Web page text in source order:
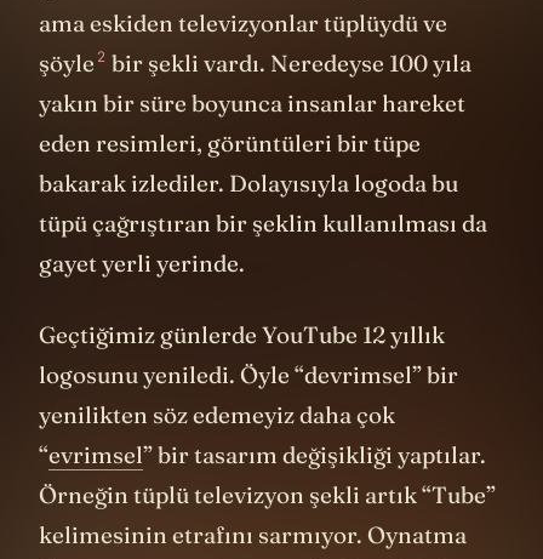
ama eskiden televizyonlar tüplüydü ve
şöyle 2 bir şekli vardı. Neredeyse 100 yıla
yakın bir süre boyunca insanlar hareket
eden resimleri, görüntüleri bir tüpe
bakarak izlediler. Dolayısıyla logoda bu
tüpü çağrıştıran bir şeklin kullanılması da
gayet yerli yerinde.
Geçtiğimiz günlerde YouTube 12 yıllık
logosunu yeniledi. Öyle “devrimsel” bir
yenilikten söz edemeyiz daha çok
“evrimsel” bir tasarım değişikliği yaptılar.
Örneğin tüplü televizyon şekli artık “Tube”
kelimesinin etrafını sarmıyor. Oynatma